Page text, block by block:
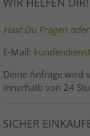
Hast Du Fragen
E-Mail:
Deine Anfrage wird
innerhalb von 24
SICHER